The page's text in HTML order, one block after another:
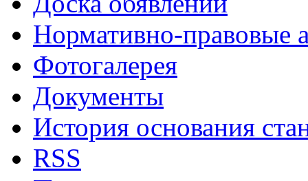
Нормативно-правовые
Фотогалерея
Документы
История основания
RSS